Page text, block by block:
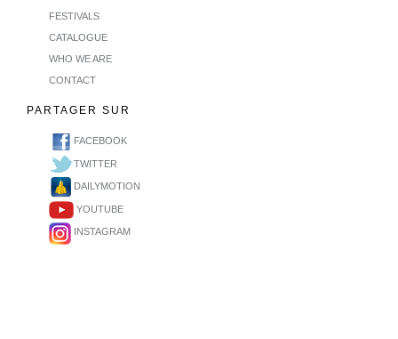
FESTIVALS
CATALOGUE
WHO WE ARE
CONTACT
PARTAGER SUR
FACEBOOK
TWITTER
DAILYMOTION
YOUTUBE
INSTAGRAM